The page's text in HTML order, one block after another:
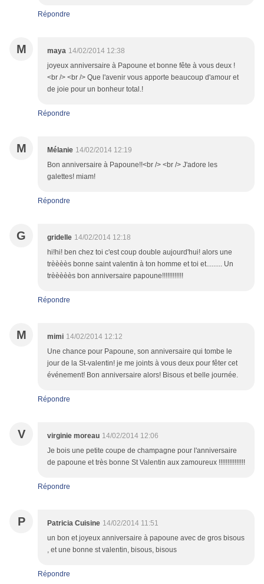
Répondre
M maya 14/02/2014 12:38
joyeux anniversaire à Papoune et bonne fête à vous deux !
<br /> <br /> Que l'avenir vous apporte beaucoup d'amour et
de joie pour un bonheur total.!
Répondre
M Mélanie 14/02/2014 12:19
Bon anniversaire à Papoune!!<br /> <br /> J'adore les
galettes! miam!
Répondre
G gridelle 14/02/2014 12:18
hi!hi! ben chez toi c'est coup double aujourd'hui! alors une
trèèèès bonne saint valentin à ton homme et toi et......... Un
trèèèèès bon anniversaire papoune!!!!!!!!!!!!
Répondre
M mimi 14/02/2014 12:12
Une chance pour Papoune, son anniversaire qui tombe le
jour de la St-valentin! je me joints à vous deux pour fêter cet
événement! Bon anniversaire alors! Bisous et belle journée.
Répondre
V virginie moreau 14/02/2014 12:06
Je bois une petite coupe de champagne pour l'anniversaire
de papoune et très bonne St Valentin aux zamoureux !!!!!!!!!!!!!!!
Répondre
P Patricia Cuisine 14/02/2014 11:51
un bon et joyeux anniversaire à papoune avec de gros bisous
, et une bonne st valentin, bisous, bisous
Répondre